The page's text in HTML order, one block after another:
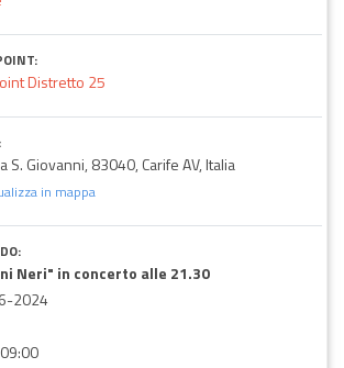
Distretto 25
S. Giovanni, 83040, Carife AV, Italia
in mappa
Neri" in concerto alle 21.30
2024